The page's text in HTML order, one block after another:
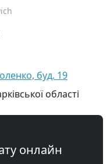
буд. 19
області
онлайн